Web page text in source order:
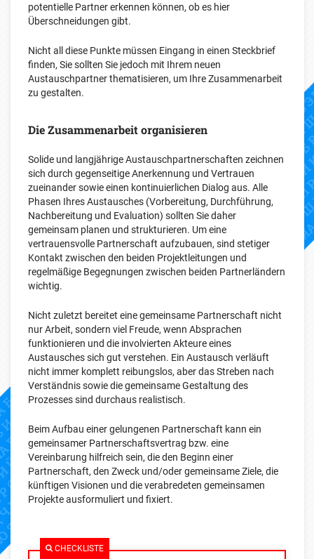
potentielle Partner erkennen können, ob es hier
Überschneidungen gibt.
Nicht all diese Punkte müssen Eingang in einen Steckbrief
finden, Sie sollten Sie jedoch mit Ihrem neuen
Austauschpartner thematisieren, um Ihre Zusammenarbeit
zu gestalten.
Die Zusammenarbeit organisieren
Solide und langjährige Austauschpartnerschaften zeichnen
sich durch gegenseitige Anerkennung und Vertrauen
zueinander sowie einen kontinuierlichen Dialog aus. Alle
Phasen Ihres Austausches (Vorbereitung, Durchführung,
Nachbereitung und Evaluation) sollten Sie daher
gemeinsam planen und strukturieren. Um eine
vertrauensvolle Partnerschaft aufzubauen, sind stetiger
Kontakt zwischen den beiden Projektleitungen und
regelmäßige Begegnungen zwischen beiden Partnerländern
wichtig.
Nicht zuletzt bereitet eine gemeinsame Partnerschaft nicht
nur Arbeit, sondern viel Freude, wenn Absprachen
funktionieren und die involvierten Akteure eines
Austausches sich gut verstehen. Ein Austausch verläuft
nicht immer komplett reibungslos, aber das Streben nach
Verständnis sowie die gemeinsame Gestaltung des
Prozesses sind durchaus realistisch.
Beim Aufbau einer gelungenen Partnerschaft kann ein
gemeinsamer Partnerschaftsvertrag bzw. eine
Vereinbarung hilfreich sein, die den Beginn einer
Partnerschaft, den Zweck und/oder gemeinsame Ziele, die
künftigen Visionen und die verabredeten gemeinsamen
Projekte ausformuliert und fixiert.
CHECKLISTE